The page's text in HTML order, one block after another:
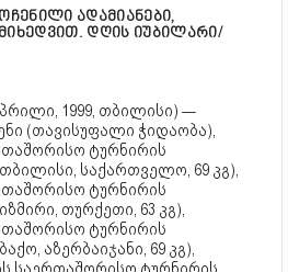
ადამიანები,
დღის იუბილარი/
1999, თბილისი) —
(თავისუფალი ჭიდაობა),
ტურნირის
თბილისი, საქართველო, 69 კგ),
ტურნირის
თურქეთი, 63 კგ),
ტურნირის
აზერბაიჯანი, 69 კგ),